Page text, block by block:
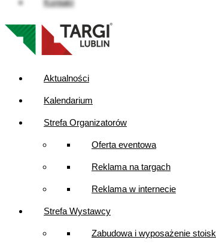
Aktualności
Kalendarium
Strefa Organizatorów
Oferta eventowa
Reklama na targach
Reklama w internecie
Strefa Wystawcy
Zabudowa i wyposażenie stoisk